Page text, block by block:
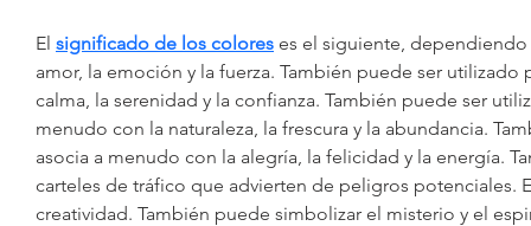
El significado de los colores es el siguiente,
amor, la emoción y la fuerza. También puede ser
calma, la serenidad y la confianza. También puede ser
menudo con la naturaleza, la frescura y la abundancia.
asocia a menudo con la alegría, la felicidad y la energía.
carteles de tráfico que advierten de peligros potenciales.
creatividad. También puede simbolizar el misterio y el